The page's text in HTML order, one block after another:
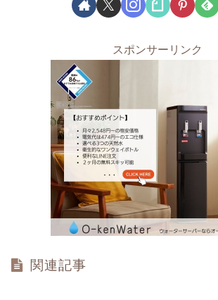
スポンサーリンク
関連記事